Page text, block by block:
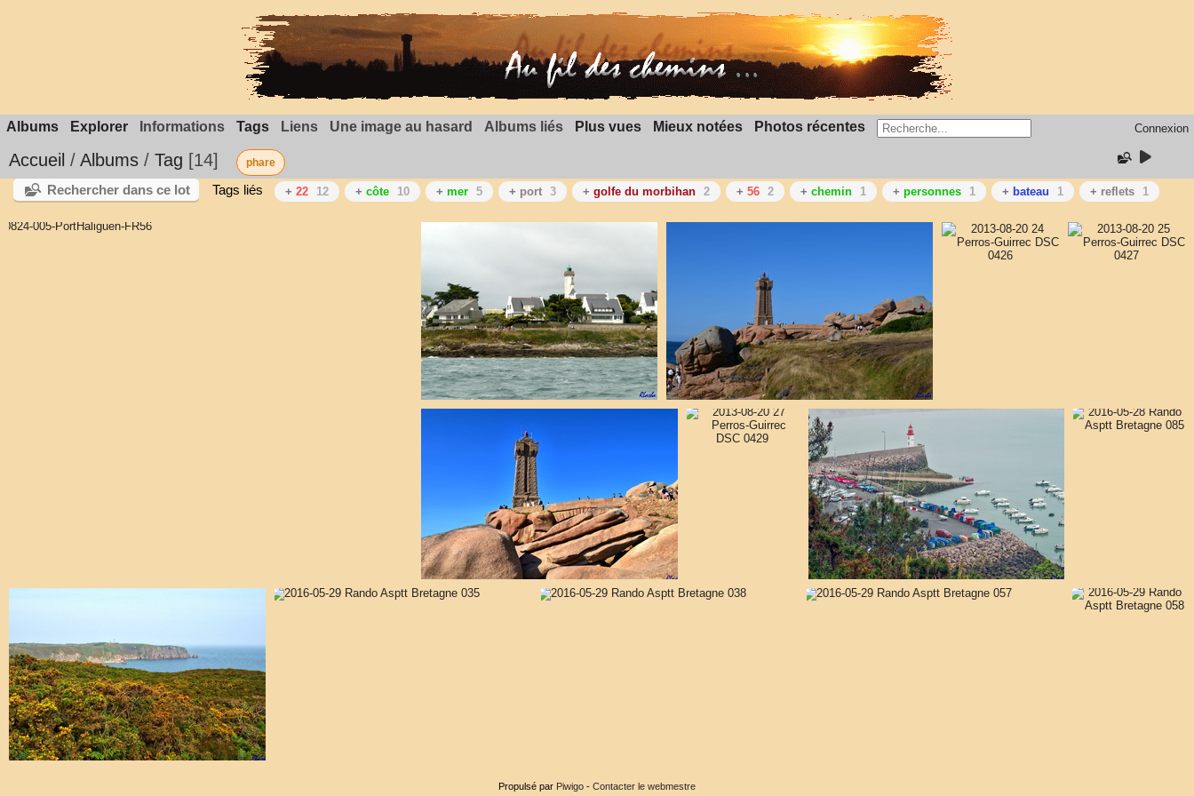
Albums Explorer Informations Tags Liens Une image au hasard Albums liés Plus vues Mieux notées Photos récentes Connexion
Accueil / Albums / Tag 14 phare
Rechercher dans ce lot Tags liés + 22 12 + côte 10 + mer 5 + port 3 + golfe du morbihan 2 + 56 2 + chemin 1 + personnes 1 + bateau 1 + reflets 1
Propulsé par Piwigo - Contacter le webmestre